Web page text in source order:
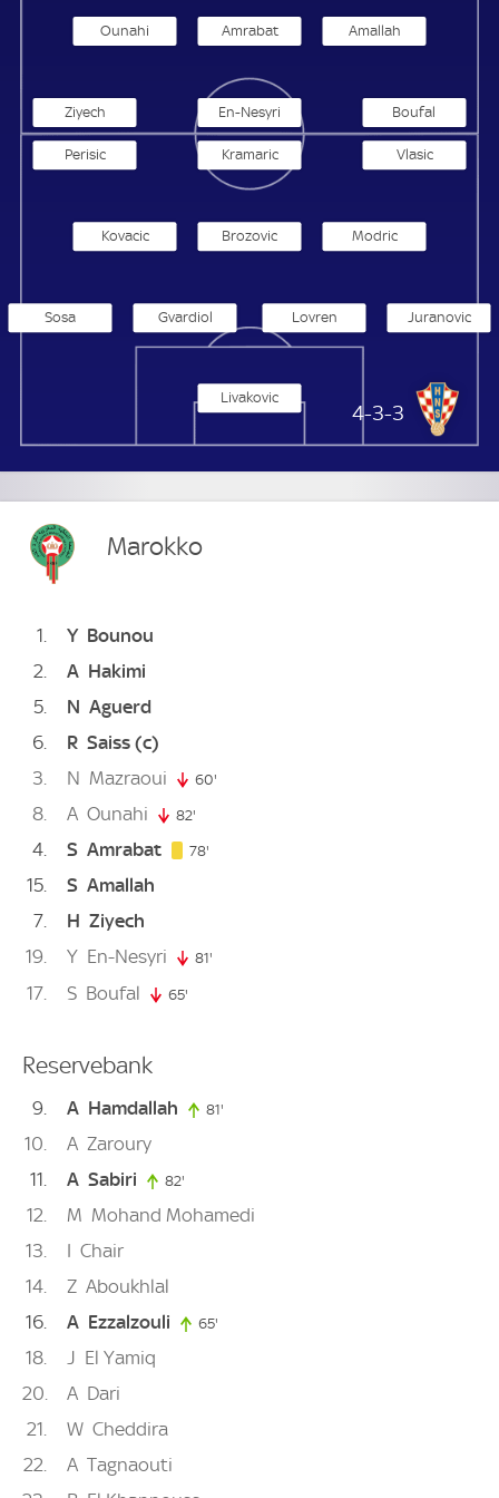
Ounahi Amrabat Amallah
Ziyech En-Nesyri Boufal
Kroatien
4-3-3
Livakovic
Juranovic
Lovren
Gvardiol
Sosa
Modric
Brozovic
Kovacic
Vlasic
Kramaric
Perisic
Marokko
1 Y Bounou
2
A Hakimi
5
N Aguerd
6
R Saiss (c)
3
N Mazraoui 60'
8 A Ounahi 82'
4 S Amrabat 78'
15 S Amallah
7
H Ziyech
19
Y En-Nesyri 81'
17 S Boufal 65'
Reservebank
9 A Hamdallah 81'
10 A Zaroury
11
A Sabiri 82'
12 M Mohand Mohamedi
13
I Chair
14
Z Aboukhlal
16
A Ezzalzouli 65'
18 J El Yamiq
20
A Dari
21
W Cheddira
22
A Tagnaouti